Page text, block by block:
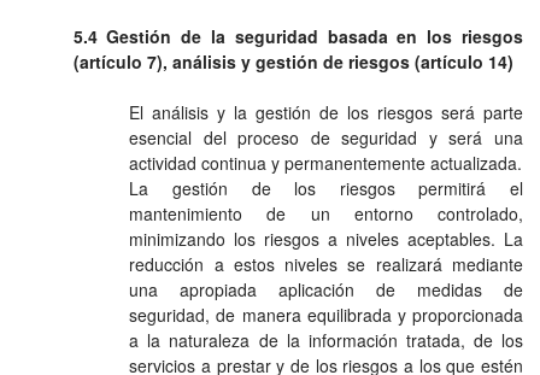
5.4 Gestión de la seguridad basada en los riesgos
(artículo 7), análisis y gestión de riesgos (artículo 14)
El análisis y la gestión de los riesgos será parte
esencial del proceso de seguridad y será una
actividad continua y permanentemente actualizada.
La gestión de los riesgos permitirá el
mantenimiento de un entorno controlado,
minimizando los riesgos a niveles aceptables. La
reducción a estos niveles se realizará mediante
una apropiada aplicación de medidas de
seguridad, de manera equilibrada y proporcionada
a la naturaleza de la información tratada, de los
servicios a prestar y de los riesgos a los que estén